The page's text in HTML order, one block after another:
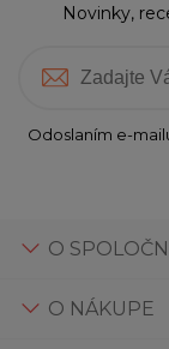
Novinky,
Odoslaním e-
O
O NÁKUPE